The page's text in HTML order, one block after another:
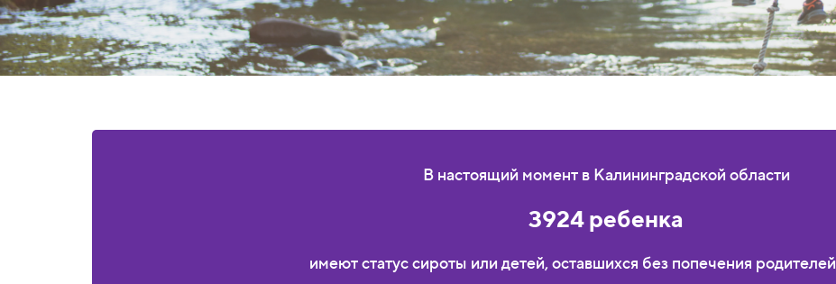
В настоящий момент в Калининградской области
3924 ребенка
имеют статус сироты или детей, оставшихся без попечения родителей